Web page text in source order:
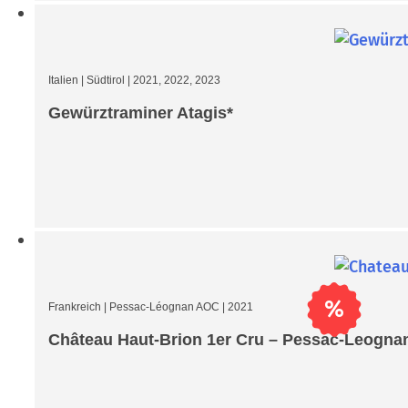
Italien |Südtirol |2021, 2022, 2023
Gewürztraminer Atagis*
%
Frankreich Pessac-Léognan AOC |2021
Château Haut-Brion 1er Cru – Pessac-